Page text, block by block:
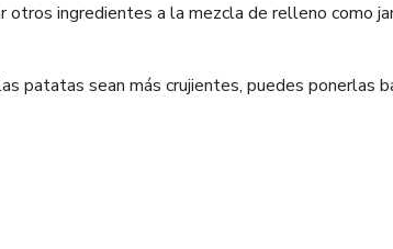
otros ingredientes a la mezcla de relleno como
patatas sean más crujientes, puedes ponerlas